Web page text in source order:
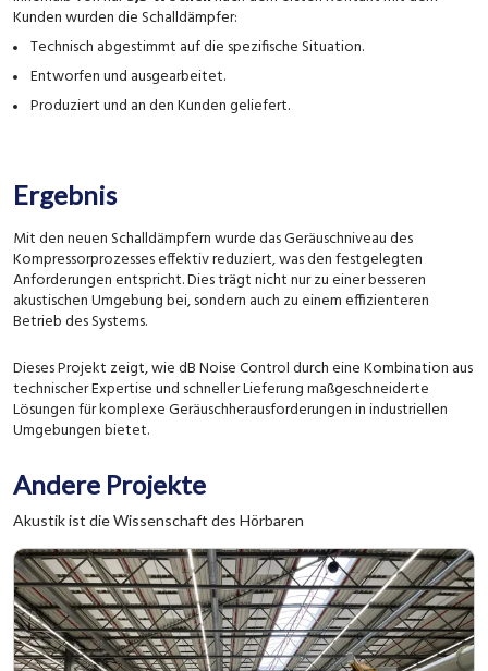
Kunden wurden die Schalldämpfer:
Technisch abgestimmt auf die spezifische Situation.
Entworfen und ausgearbeitet.
Produziert und an den Kunden geliefert.
Ergebnis
Mit den neuen Schalldämpfern wurde das Geräuschniveau des
Kompressorprozesses effektiv reduziert, was den festgelegten
Anforderungen entspricht. Dies trägt nicht nur zu einer besseren
akustischen Umgebung bei, sondern auch zu einem effizienteren
Betrieb des Systems.
Dieses Projekt zeigt, wie dB Noise Control durch eine Kombination aus
technischer Expertise und schneller Lieferung maßgeschneiderte
Lösungen für komplexe Geräuschherausforderungen in industriellen
Umgebungen bietet.
Andere Projekte
Akustik ist die Wissenschaft des Hörbaren